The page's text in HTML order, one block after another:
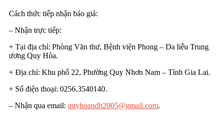
Cách thức tiếp nhận báo giá:
– Nhận trực tiếp:
+ Tại địa chỉ: Phòng Văn thư, Bệnh viện Phong – Da liễu Trung
ương Quy Hòa.
+ Địa chỉ: Khu phố 22, Phường Quy Nhơn Nam – Tỉnh Gia Lai.
+ Số điện thoại: 0256.3540140.
– Nhận qua email: quyhoandh2005@gmail.com.